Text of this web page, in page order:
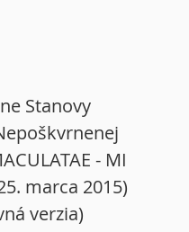
Stanovy
- MI
marca 2015)
verzia)